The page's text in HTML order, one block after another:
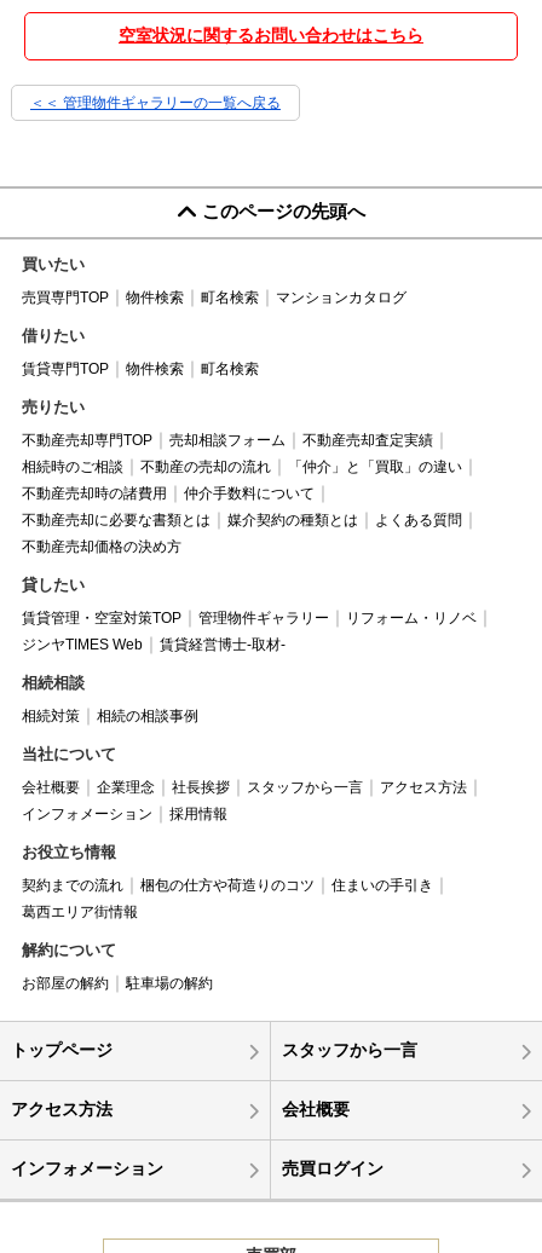
空室状況に関するお問い合わせはこちら
＜＜ 管理物件ギャラリーの一覧へ戻る
このページの先頭へ
買いたい
売買専門TOP 物件検索 町名検索 マンションカタログ
借りたい
賃貸専門TOP 物件検索 町名検索
売りたい
不動産売却専門TOP 売却相談フォーム
不動産売却査定実績
相続時のご相談
不動産の売却の流れ
「仲介」と「買取」の違い
不動産売却時の諸費用
仲介手数料について
不動産売却に必要な書類とは
媒介契約の種類とは
よくある質問
不動産売却価格の決め方
貸したい
賃貸管理・空室対策TOP 管理物件ギャラリー
リフォーム・リノベ
ジンヤTIMES Web
賃貸経営博士-取材-
相続相談
相続対策 相続の相談事例
当社について
会社概要 企業理念 社長挨拶 スタッフから一言
アクセス方法
インフォメーション
採用情報
お役立ち情報
契約までの流れ 梱包の仕方や荷造りのコツ
住まいの手引き
葛西エリア街情報
解約について
お部屋の解約 駐車場の解約
トップページ スタッフから一言
アクセス方法 会社概要
インフォメーション 売買ログイン